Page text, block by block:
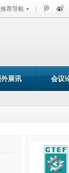
推荐导航
外展讯 会议